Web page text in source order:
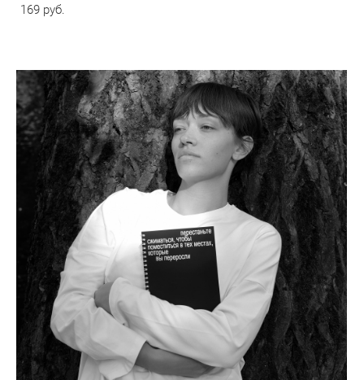
169 pуб.